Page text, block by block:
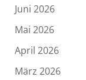
Juni 2026
Mai 2026
April 2026
März 2026